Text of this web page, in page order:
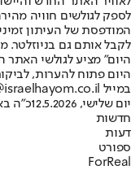
לספק לגולשים חוויה
המודפסת של העיתון
לקבל אותם גם בניוזלטר.
היום" מציע לגולשי האתר
היום פתוח להערות,
במייל hayom@israelhayom.co.il.
יום שלישי, 12.5.2026
כ"ה
חדשות
דעות
ספורט
ForReal